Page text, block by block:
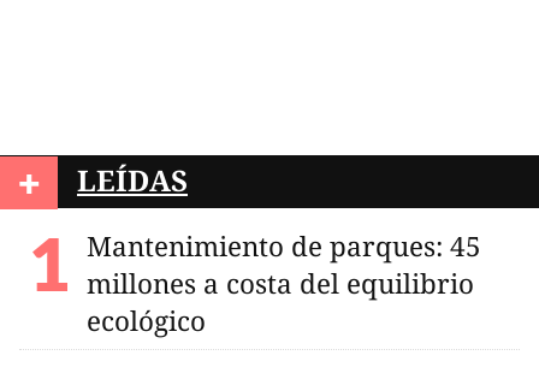
+ LEÍDAS
Mantenimiento de parques: 45
millones a costa del equilibrio
ecológico